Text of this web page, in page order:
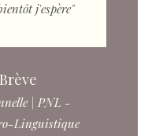
| PNL -
Linguistique
j'espère"